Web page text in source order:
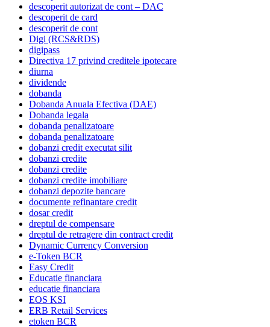
descoperit autorizat de cont – DAC
descoperit de card
descoperit de cont
Digi (RCS&RDS)
digipass
Directiva 17 privind creditele ipotecare
diurna
dividende
dobanda
Dobanda Anuala Efectiva (DAE)
Dobanda legala
dobanda penalizatoare
dobanda penalizatoare
dobanzi credit executat silit
dobanzi credite
dobanzi credite
dobanzi credite imobiliare
dobanzi depozite bancare
documente refinantare credit
dosar credit
dreptul de compensare
dreptul de retragere din contract credit
Dynamic Currency Conversion
e-Token BCR
Easy Credit
Educatie financiara
educatie financiara
EOS KSI
ERB Retail Services
etoken BCR